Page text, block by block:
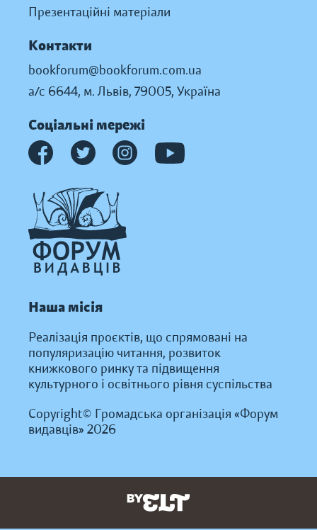
Презентаційні матеріали
Контакти
bookforum@bookforum.com.ua
а/с 6644, м. Львів, 79005, Україна
Соціальні мережі
Наша місія
Реалізація проєктів, що спрямовані на
популяризацію читання, розвиток
книжкового ринку та підвищення
культурного і освітнього рівня суспільства
Copyright© Громадська організація «Форум
видавців» 2026